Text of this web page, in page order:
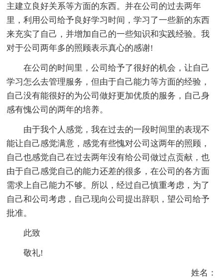
主建立良好关系等方面的东西。并在公司的过去两年
里，利用公司给予良好学习时间，学习了一些新的东西
来充实了自己，并增加自己的一些知识和实践经验。我
对于公司两年多的照顾表示真心的感谢!
在公司的时间里，公司给予了很好的机会，让自己
学习怎么去管理服务，但由于自己能力等方面的经验，
自己没有能很好的为公司做好更加优质的服务，自己身
感有愧公司的两年的培养。
由于我个人感觉，我在过去的一段时间里的表现不
能让自己感觉满意，感觉有些愧对公司这两年的照顾，
自己也感觉自己在过去两年没有给公司做过点贡献，也
由于自己感觉自己的能力还差的很多，在公司的各方面
需求上自己能力不够。所以，经过自己慎重考虑，为了
自己和公司考虑，自己现向公司提出辞职，望公司给予
批准。
此致
敬礼!
姓名：